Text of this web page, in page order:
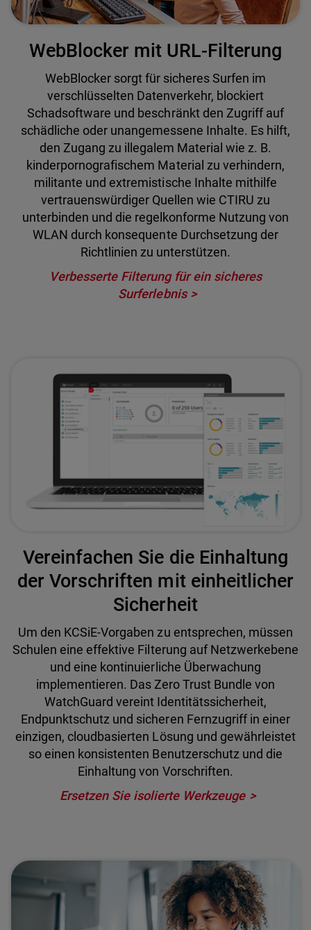
WebBlocker mit URL-Filterung
WebBlocker sorgt für sicheres Surfen im
verschlüsselten Datenverkehr, blockiert
Schadsoftware und beschränkt den Zugriff auf
schädliche oder unangemessene Inhalte. Es hilft,
den Zugang zu illegalem Material wie z. B.
kinderpornografischem Material zu verhindern,
militante und extremistische Inhalte mithilfe
vertrauenswürdiger Quellen wie CTIRU zu
unterbinden und die regelkonforme Nutzung von
WLAN durch konsequente Durchsetzung der
Richtlinien zu unterstützen.
Verbesserte Filterung für ein sicheres
Surferlebnis
Vereinfachen Sie die Einhaltung
der Vorschriften mit einheitlicher
Sicherheit
Um den KCSiE-Vorgaben zu entsprechen, müssen
Schulen eine effektive Filterung auf Netzwerkebene
und eine kontinuierliche Überwachung
implementieren. Das Zero Trust Bundle von
WatchGuard vereint Identitätssicherheit,
Endpunktschutz und sicheren Fernzugriff in einer
einzigen, cloudbasierten Lösung und gewährleistet
so einen konsistenten Benutzerschutz und die
Einhaltung von Vorschriften.
Ersetzen Sie isolierte Werkzeuge